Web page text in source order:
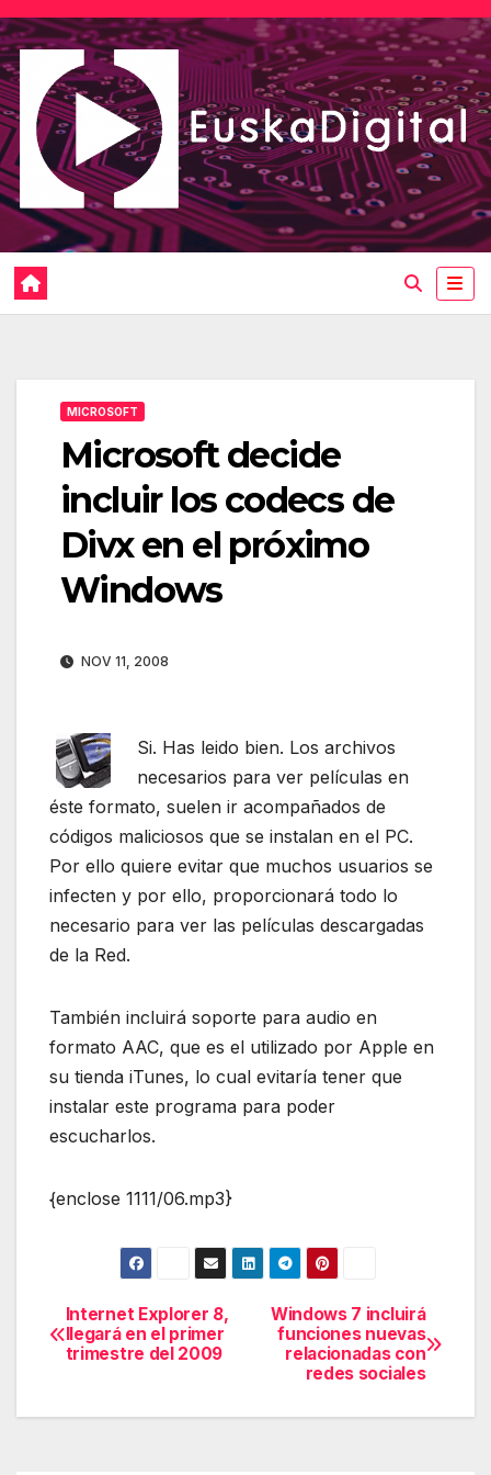
Saltar
al
contenido
MICROSOFT
Microsoft decide
incluir los codecs de
Divx en el próximo
Windows
NOV 11, 2008
Si. Has leido bien. Los archivos
necesarios para ver películas en
éste formato, suelen ir acompañados de
códigos maliciosos que se instalan en el PC.
Por ello quiere evitar que muchos usuarios se
infecten y por ello, proporcionará todo lo
necesario para ver las películas descargadas
de la Red.
También incluirá soporte para audio en
formato AAC, que es el utilizado por Apple en
su tienda iTunes, lo cual evitaría tener que
instalar este programa para poder
escucharlos.
{enclose 1111/06.mp3}
Navegación
de
entradas
Windows 7 incluirá
funciones nuevas
relacionadas con
redes sociales
Internet Explorer 8,
llegará en el primer
trimestre del 2009